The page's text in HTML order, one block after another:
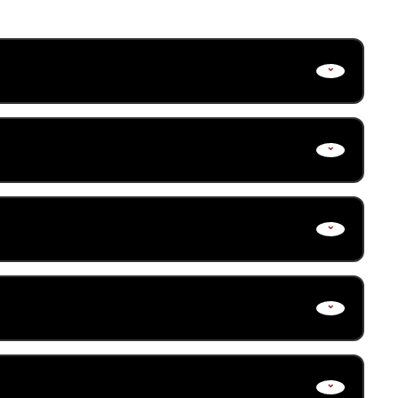
de planejar, organizar, dirigir e
serão desenvolvidas.